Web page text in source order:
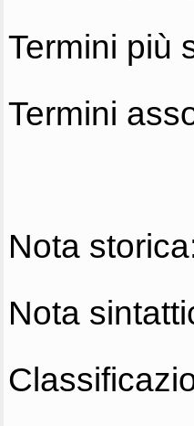
Termini più
Termini
Nota
Nota